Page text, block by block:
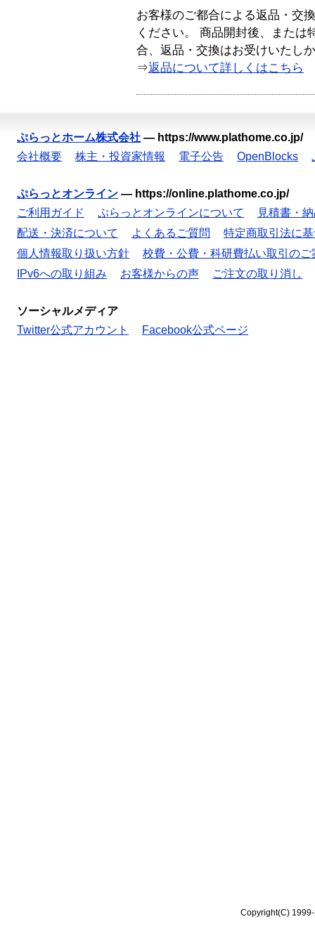
お客様のご都合による返品・交
ください。 商品開封後、または
合、返品・交換はお受けいたし
⇒返品について詳しくはこちら
ぷらっとホーム株式会社 — https://www.plathome.co.jp/
会社概要
株主・投資家情報 電子公告 OpenBlocks
ぷらっとオンライン — https://online.plathome.co.jp/
ご利用ガイド
ぷらっとオンラインについて
見積書・
配送・決済について
よくあるご質問
特定商取引法に
個人情報取り扱い方針
校費・公費・科研費払い取引のご
IPv6への取り組み
お客様からの声 ご注文の取り消し
ソーシャルメディア
Twitter公式アカウント
Facebook公式ページ
Copyright(C)